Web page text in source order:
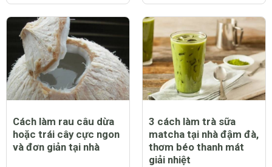
Cách làm rau câu dừa
hoặc trái cây cực ngon
và đơn giản tại nhà
3 cách làm trà sữa
matcha tại nhà đậm đà,
thơm béo thanh mát
giải nhiệt